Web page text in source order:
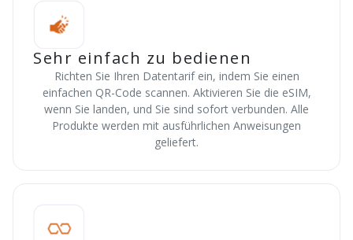
Sehr einfach zu bedienen
Richten Sie Ihren Datentarif ein, indem Sie einen
einfachen QR-Code scannen. Aktivieren Sie die eSIM,
wenn Sie landen, und Sie sind sofort verbunden. Alle
Produkte werden mit ausführlichen Anweisungen
geliefert.